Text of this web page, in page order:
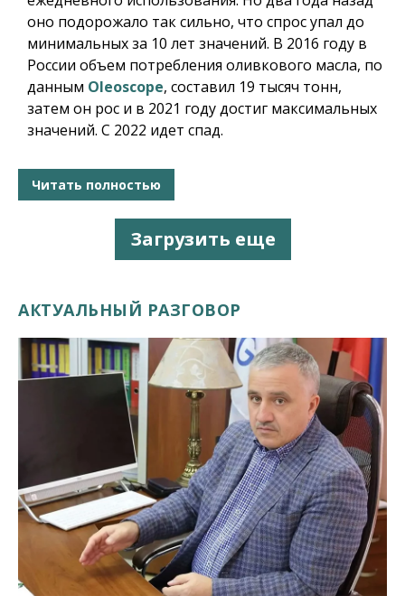
оно подорожало так сильно, что спрос упал до
минимальных за 10 лет значений. В 2016 году в
России объем потребления оливкового масла, по
данным Oleoscope, составил 19 тысяч тонн,
затем он рос и в 2021 году достиг максимальных
значений. С 2022 идет спад.
Читать полностью
Загрузить еще
АКТУАЛЬНЫЙ РАЗГОВОР